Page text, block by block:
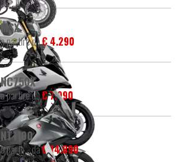
MSX
a partire da€ 4.290
NC750X
a partire da€ 7.990
NT1100
a partire da€ 14.890